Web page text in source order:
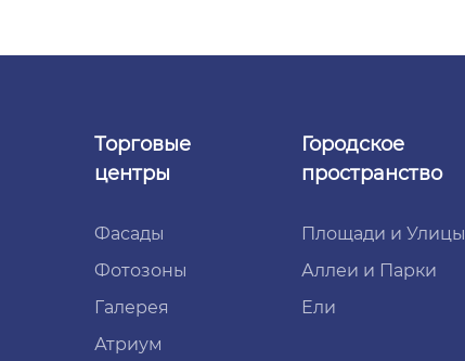
Торговые
центры
Фасады
Фотозоны
Галерея
Атриум
Городское
пространство
Площади и Улицы
Аллеи и Парки
Ели